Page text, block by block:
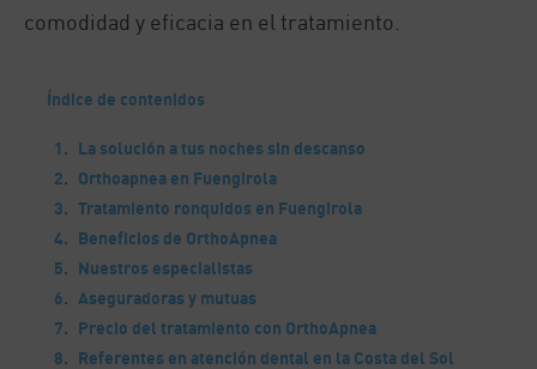
comodidad y eficacia en el tratamiento.
Índice de contenidos
La solución a tus noches sin descanso
Orthoapnea en Fuengirola
Tratamiento ronquidos en Fuengirola
Beneficios de OrthoApnea
Nuestros especialistas
Aseguradoras y mutuas
Precio del tratamiento con OrthoApnea
Referentes en atención dental en la Costa del Sol